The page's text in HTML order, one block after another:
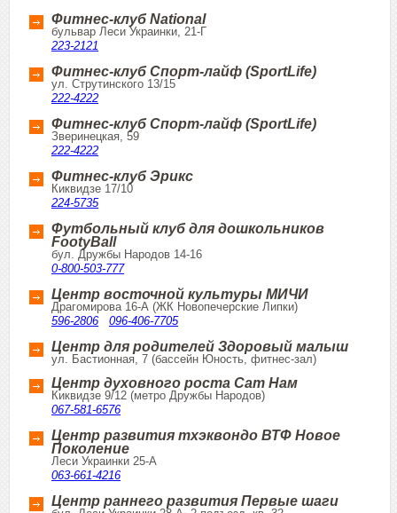
Фитнес-клуб National
бульвар Леси Украинки, 21-Г
223-2121
Фитнес-клуб Спорт-лайф (SportLife)
ул. Струтинского 13/15
222-4222
Фитнес-клуб Спорт-лайф (SportLife)
Зверинецкая, 59
222-4222
Фитнес-клуб Эрикс
Киквидзе 17/10
224-5735
Футбольный клуб для дошкольников
FootyBall
бул. Дружбы Народов 14-16
0-800-503-777
Центр восточной культуры МИЧИ
Драгомирова 16-А (ЖК Новопечерские Липки)
596-2806
096-406-7705
Центр для родителей Здоровый малыш
ул. Бастионная, 7 (бассейн Юность, фитнес-зал)
Центр духовного роста Сат Нам
Киквидзе 9/12 (метро Дружбы Народов)
067-581-6576
Центр развития тхэквондо ВТФ Новое
Поколение
Леси Украинки 25-А
063-661-4216
Центр раннего развития Первые шаги